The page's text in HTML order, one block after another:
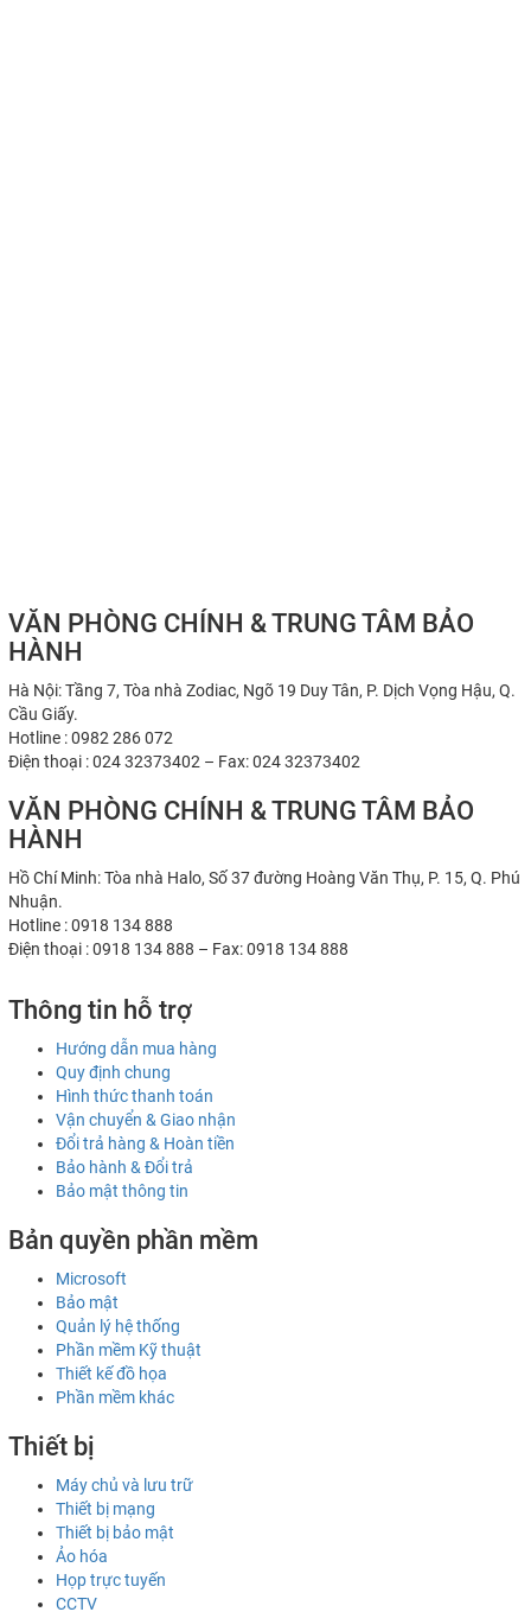
VĂN PHÒNG CHÍNH & TRUNG TÂM BẢO
HÀNH
Hà Nội: Tầng 7, Tòa nhà Zodiac, Ngõ 19 Duy Tân, P. Dịch Vọng Hậu, Q.
Cầu Giấy.
Hotline : 0982 286 072
Điện thoại : 024 32373402 – Fax: 024 32373402
VĂN PHÒNG CHÍNH & TRUNG TÂM BẢO
HÀNH
Hồ Chí Minh: Tòa nhà Halo, Số 37 đường Hoàng Văn Thụ, P. 15, Q. Phú
Nhuận.
Hotline : 0918 134 888
Điện thoại : 0918 134 888 – Fax: 0918 134 888
Thông tin hỗ trợ
Hướng dẫn mua hàng
Quy định chung
Hình thức thanh toán
Vận chuyển & Giao nhận
Đổi trả hàng & Hoàn tiền
Bảo hành & Đổi trả
Bảo mật thông tin
Bản quyền phần mềm
Microsoft
Bảo mật
Quản lý hệ thống
Phần mềm Kỹ thuật
Thiết kế đồ họa
Phần mềm khác
Thiết bị
Máy chủ và lưu trữ
Thiết bị mạng
Thiết bị bảo mật
Ảo hóa
Họp trực tuyến
CCTV